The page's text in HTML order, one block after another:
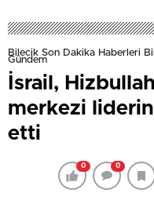
Bilecik Son Dakika Haberleri
Gündem
İsrail,
merkezi
etti
0 0